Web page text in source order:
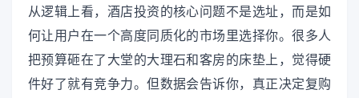
从逻辑上看，酒店投资的核心问题不是选址，而是如
何让用户在一个高度同质化的市场里选择你。很多人
把预算砸在了大堂的大理石和客房的床垫上，觉得硬
件好了就有竞争力。但数据会告诉你，真正决定复购